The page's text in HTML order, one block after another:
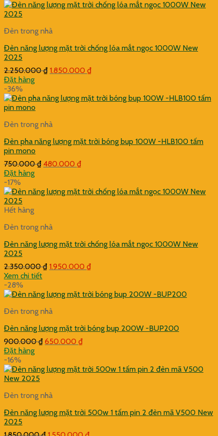
1.650.000 ₫.là:
Đèn trong nhà
Đèn năng lượng mặt trời chống lóa mắt ngọc 1000W New
2025
2.250.000₫ Giá
2.250.000 ₫.
1.850.000 ₫Giá
là:
Đặt hàng
-36%
Đèn trong nhà
Đèn pha năng lượng mặt trời bóng bup 100W -HLB100 tấm
pin mono
750.000₫ Giá
750.000 ₫.
480.000 ₫Giá
là:
Đặt hàng
-17%
Hết hàng
Đèn trong nhà
Đèn năng lượng mặt trời chống lóa mắt ngọc 1000W New
2025
2.350.000₫ Giá
2.350.000 ₫.
1.950.000 ₫Giá
là:
Xem chi tiết
-28%
Đèn trong nhà
Đèn năng lượng mặt trời bóng bup 200W -BUP200
900.000₫ Giá
900.000 ₫.
650.000 ₫Giá
là:
Đặt hàng
-16%
Đèn trong nhà
Đèn năng lượng mặt trời 500w 1 tấm pin 2 đèn mã V500 New
2025